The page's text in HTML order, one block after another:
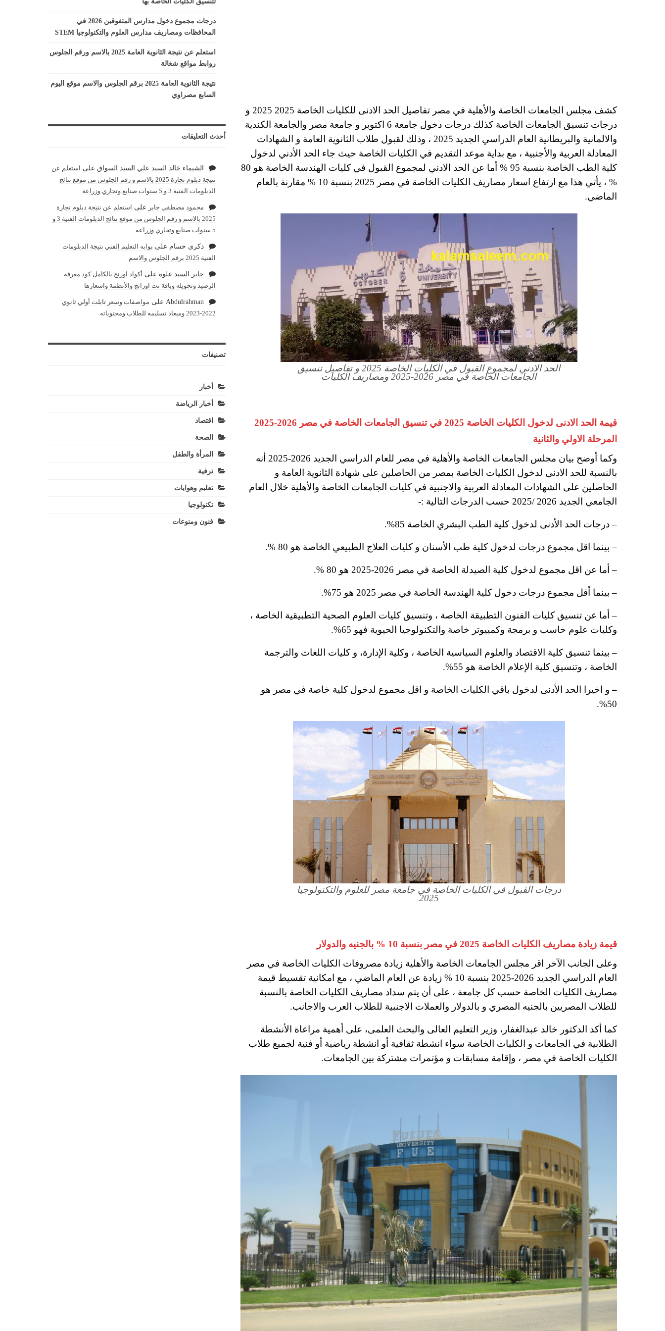
كشف مجلس الجامعات الخاصة والأهلية في مصر تفاصيل الحد الادنى للكليات الخاصة 2025 2025 و
درجات تنسيق الجامعات الخاصة كذلك درجات دخول جامعة 6 اكتوبر و جامعة مصر والجامعة الكندية
والالمانية والبريطانية العام الدراسي الجديد 2025 ، وذلك لقبول طلاب الثانوية العامة و الشهادات
المعادلة العربية والأجنبية ، مع بداية موعد التقديم في الكليات الخاصة حيث جاء الحد الأدني لدخول
كلية الطب الخاصة بنسبة 95 % أما عن الحد الادني لمجموع القبول في كليات الهندسة الخاصة هو 80
% ، يأتي هذا مع ارتفاع اسعار مصاريف الكليات الخاصة في مصر 2025 بنسبة 10 % مقارنة بالعام
الماضي.
الحد الادني لمجموع القبول في الكليات الخاصة 2025 و تفاصيل تنسيق
الجامعات الخاصة في مصر 2026-2025 ومصاريف الكليات
قيمة الحد الادنى لدخول الكليات الخاصة 2025 في تنسيق الجامعات الخاصة في مصر 2026-2025
المرحلة الاولي والثانية
وكما أوضح بيان مجلس الجامعات الخاصة والأهلية في مصر للعام الدراسي الجديد 2026-2025 أنه
بالنسبة للحد الادنى لدخول الكليات الخاصة بمصر من الحاصلين على شهادة الثانوية العامة و
الحاصلين على الشهادات المعادلة العربية والاجنبية في كليات الجامعات الخاصة والأهلية خلال العام
الجامعي الجديد 2026 /2025 حسب الدرجات التالية :-
– درجات الحد الأدنى لدخول كلية الطب البشري الخاصة 85%.
– بينما اقل مجموع درجات لدخول كلية طب الأسنان و كليات العلاج الطبيعي الخاصة هو 80 %.
– أما عن اقل مجموع لدخول كلية الصيدلة الخاصة في مصر 2026-2025 هو 80 %.
– بينما أقل مجموع درجات دخول كلية الهندسة الخاصة في مصر 2025 هو 75%.
– أما عن تنسيق كليات الفنون التطبيقة الخاصة ، وتنسيق كليات العلوم الصحية التطبيقية الخاصة ،
وكليات علوم حاسب و برمجة وكمبيوتر خاصة والتكنولوجيا الحيوية فهو 65%.
– بينما تنسيق كلية الاقتصاد والعلوم السياسية الخاصة ، وكلية الإدارة، و كليات اللغات والترجمة
الخاصة ، وتنسيق كلية الإعلام الخاصة هو 55%.
– و اخيرا الحد الأدنى لدخول باقي الكليات الخاصة و اقل مجموع لدخول كلية خاصة في مصر هو
50%.
درجات القبول في الكليات الخاصة في جامعة مصر للعلوم والتكنولوجيا
2025
قيمة زيادة مصاريف الكليات الخاصة 2025 في مصر بنسبة 10 % بالجنيه والدولار
وعلى الجانب الآخر اقر مجلس الجامعات الخاصة والأهلية زيادة مصروفات الكليات الخاصة في مصر
العام الدراسي الجديد 2026-2025 بنسبة 10 % زيادة عن العام الماضي ، مع امكانية تقسيط قيمة
مصاريف الكليات الخاصة حسب كل جامعة ، على أن يتم سداد مصاريف الكليات الخاصة بالنسبة
للطلاب المصريين بالجنيه المصري و بالدولار والعملات الاجنبية للطلاب العرب والاجانب.
كما أكد الدكتور خالد عبدالغفار، وزير التعليم العالى والبحث العلمى، على أهمية مراعاة الأنشطة
الطلابية في الجامعات و الكليات الخاصة سواء انشطة ثقافية أو انشطة رياضية أو فنية لجميع طلاب
الكليات الخاصة في مصر ، وإقامة مسابقات و مؤتمرات مشتركة بين الجامعات.
درجات مجموع دخول مدارس المتفوقين 2026 في
المحافظات ومصاريف مدارس العلوم والتكنولوجيا STEM
استعلم عن نتيجة الثانوية العامة 2025 بالاسم ورقم الجلوس
روابط مواقع شغالة
نتيجة الثانوية العامة 2025 برقم الجلوس والاسم موقع اليوم
السابع مصراوي
أحدث التعليقات
الشيماء خالد السيد علي السيد السواقعلى
استعلم عن
نتيجة دبلوم تجارة 2025 بالاسم و رقم الجلوس من موقع نتائج
الدبلومات الفنية 3 و 5 سنوات صنايع وتجاري وزراعة
محمود مصطفي جابر على
استعلم عن نتيجة دبلوم تجارة
2025 بالاسم و رقم الجلوس من موقع نتائج الدبلومات الفنية 3 و
5 سنوات صنايع وتجاري وزراعة
ذكرى حسام على بوابه التعليم الفني نتيجة الدبلومات
الفنية 2025 برقم الجلوس والاسم
جابر السيد علوه على أكواد اورنج بالكامل كود معرفة
الرصيد وتحويله وباقة نت اورانج والأنظمة واسعارها
Abdulrahmanعلى مواصفات وسعر تابلت أولي ثانوي
2022-2023 وميعاد تسليمه للطلاب ومحتوياته
تصنيفات
أخبار
أخبار الرياضة
اقتصاد
الصحة
المرأة والطفل
ترفية
تعليم وهوايات
تكنولوجيا
فنون ومنوعات